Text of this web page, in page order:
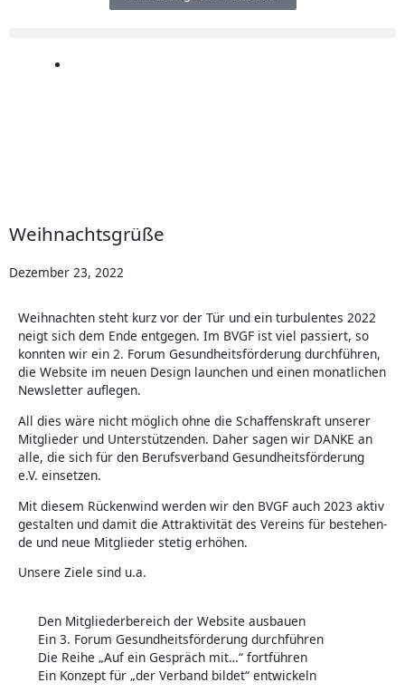
Weih­nachts­grü­ße
Dezember 23, 2022
Weih­nach­ten steht kurz vor der Tür und ein tur­bu­len­tes 2022
neigt sich dem Ende ent­ge­gen. Im BVGF ist viel pas­siert, so
konn­ten wir ein 2. Forum Gesund­heits­förderung durch­füh­ren,
die Web­site im neu­en Design laun­chen und einen monat­li­chen
News­let­ter auflegen.
All dies wäre nicht mög­lich ohne die Schaf­fens­kraft unse­rer
Mit­glie­der und Unter­stüt­zen­den. Daher sagen wir DAN­KE an
alle, die sich für den Berufs­ver­band Gesund­heits­förderung
e.V. einsetzen.
Mit die­sem Rücken­wind wer­den wir den BVGF auch 2023 aktiv
gestal­ten und damit die Attrak­ti­vi­tät des Ver­eins für bestehen­
de und neue Mit­glie­der ste­tig erhöhen.
Unse­re Zie­le sind u.a.
Den Mit­glie­der­be­reich der Web­site ausbauen
Ein 3. Forum Gesund­heits­förderung durchführen
Die Rei­he „Auf ein Gespräch mit…“ fortführen
Ein Kon­zept für „der Ver­band bil­det“ entwickeln